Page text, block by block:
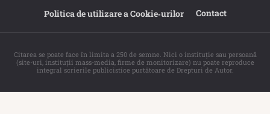
Politica de utilizare a Cookie‐urilor Contact
Citarea se poate face în limita a 250 de semne. Nici o instituţie sau persoană
(site-uri, instituţii mass-media, firme de monitorizare) nu poate reproduce
integral scrierile publicistice purtătoare de Drepturi de Autor.